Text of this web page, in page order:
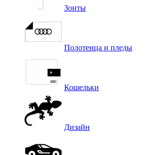
Зонты
Полотенца и пледы
Кошельки
Дизайн